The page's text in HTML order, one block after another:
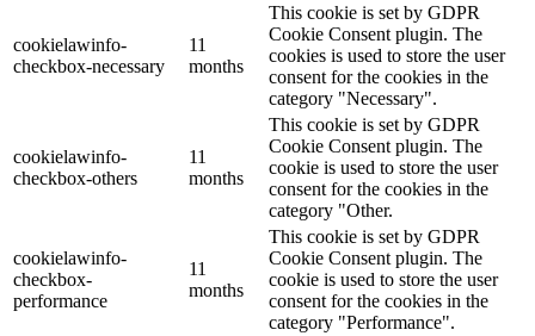
cookielawinfo-
checkbox-necessary
11
months
This cookie is set by GDPR
Cookie Consent plugin. The
cookies is used to store the user
consent for the cookies in the
category "Necessary".
cookielawinfo-
checkbox-others
11
months
This cookie is set by GDPR
Cookie Consent plugin. The
cookie is used to store the user
consent for the cookies in the
category "Other.
cookielawinfo-
checkbox-
performance
11
months
This cookie is set by GDPR
Cookie Consent plugin. The
cookie is used to store the user
consent for the cookies in the
category "Performance".